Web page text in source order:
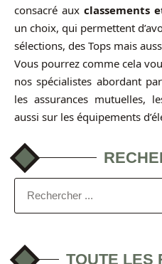
consacré aux classements
un choix, qui permettent
sélections, des Tops mais
Vous pourrez comme cela
nos spécialistes abordant
les assurances mutuelles,
aussi sur les équipements
TOUTE LES